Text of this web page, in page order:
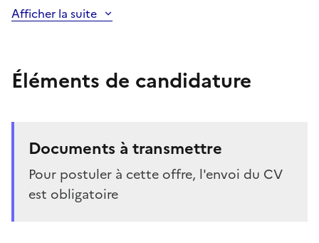
Afficher la suite
Éléments de candidature
Documents à transmettre
Pour postuler à cette offre, l'envoi du CV
est obligatoire